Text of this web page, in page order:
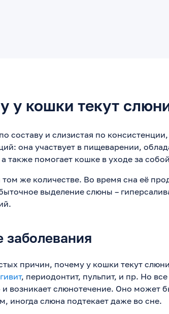
у кошки текут
составу и слизистая по
она участвует в пищеварении,
также помогает кошке в уходе за
же количестве. Во время сна её
выделение слюны –
заболевания
причин, почему у кошки текут
, периодонтит, пульпит, и пр. Но
возникает слюнотечение. Оно может
иногда слюна подтекает даже во сне.